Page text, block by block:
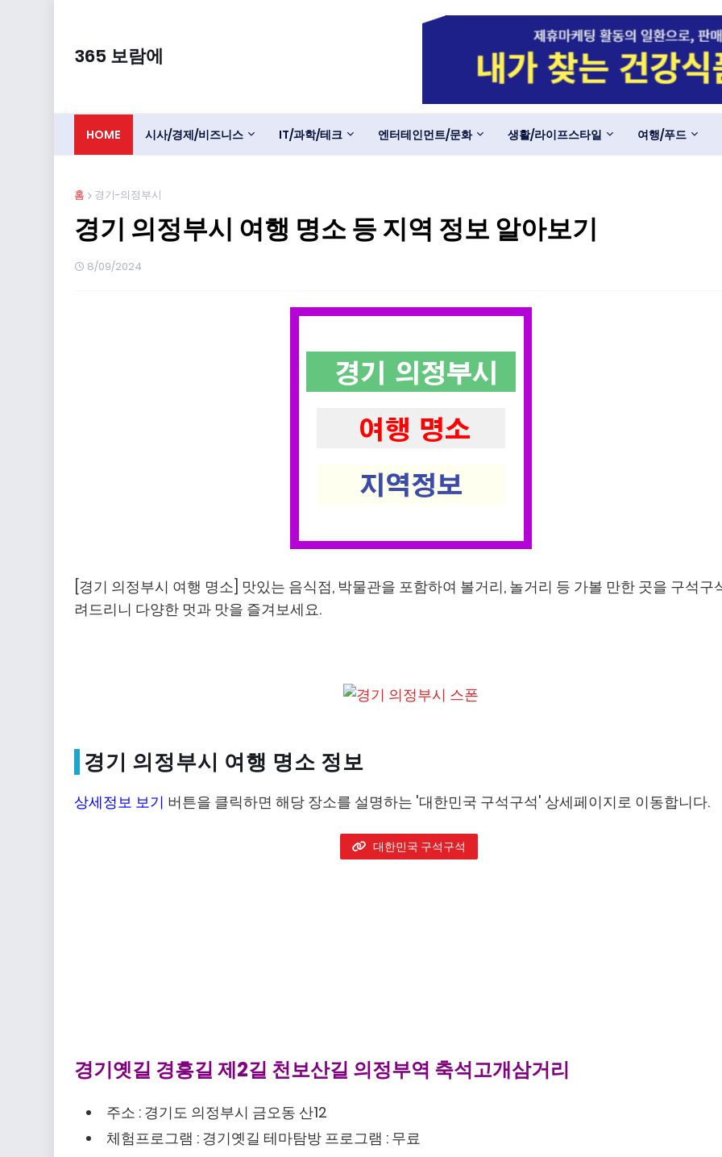
365 보람에
HOME 시사/경제/비즈니스 IT/과학/테크 엔터테인먼트/문화 생활/라이프스타일 여행/푸드
홈 경기-의정부시
경기 의정부시 여행 명소 등 지역 정보 알아보기
8/09/2024
[경기 의정부시 여행 명소] 맛있는 음식점, 박물관을 포함하여 볼거리, 놀거리 등 가볼 만한 곳을 구석구
려드리니 다양한 멋과 맛을 즐겨보세요.
경기 의정부시 여행 명소 정보
상세정보 보기 버튼을 클릭하면 해당 장소를 설명하는 '대한민국 구석구석' 상세페이지로 이동합니다.
대한민국 구석구석
경기옛길 경흥길 제2길 천보산길 의정부역 축석고개삼거리
주소 : 경기도 의정부시 금오동 산12
체험프로그램 : 경기옛길 테마탐방 프로그램 : 무료